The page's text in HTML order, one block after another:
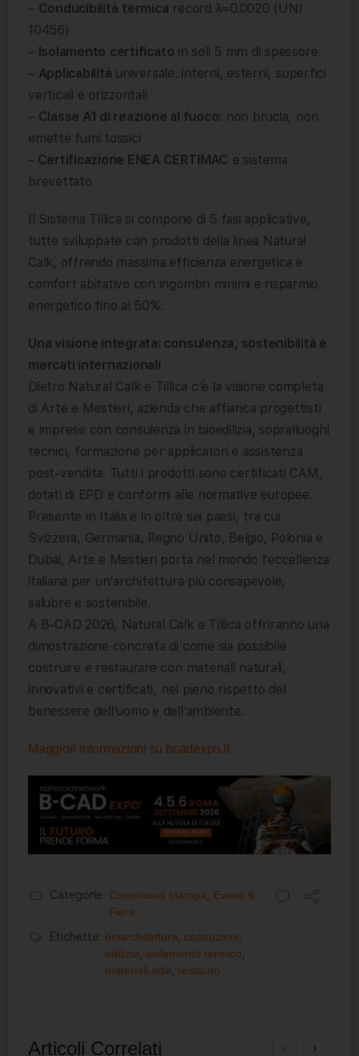
– Conducibilità termica record λ=0.0020 (UNI
10456)
– Isolamento certificato in soli 5 mm di spessore
– Applicabilità universale: interni, esterni, superfici
verticali e orizzontali
– Classe A1 di reazione al fuoco: non brucia, non
emette fumi tossici
–Certificazione ENEA CERTIMAC e sistema
brevettato
Il Sistema Tillica si compone di 5 fasi applicative,
tutte sviluppate con prodotti della linea Natural
Calk, offrendo massima efficienza energetica e
comfort abitativo con ingombri minimi e risparmio
energetico fino al 50%.
Una visione integrata: consulenza, sostenibilità e
mercati internazionali
Dietro Natural Calk e Tillica c’è la visione completa
di Arte e Mestieri, azienda che affianca progettisti
e imprese con consulenza in bioedilizia, sopralluoghi
tecnici, formazione per applicatori e assistenza
post-vendita. Tutti i prodotti sono certificati CAM,
dotati di EPD e conformi alle normative europee.
Presente in Italia e in oltre sei paesi, tra cui
Svizzera, Germania, Regno Unito, Belgio, Polonia e
Dubai, Arte e Mestieri porta nel mondo l’eccellenza
italiana per un’architettura più consapevole,
salubre e sostenibile.
A B-CAD 2026, Natural Calk e Tillica offriranno una
dimostrazione concreta di come sia possibile
costruire e restaurare con materiali naturali,
innovativi e certificati, nel pieno rispetto del
benessere dell’uomo e dell’ambiente.
Maggiori informazioni su bcadexpo.it
Categorie: Comunicati stampa
Eventi &
Fiere
Etichette: bioarchitettura costruzioni
edilizia
isolamento termico
materiali edili
restauro
Articoli Correlati